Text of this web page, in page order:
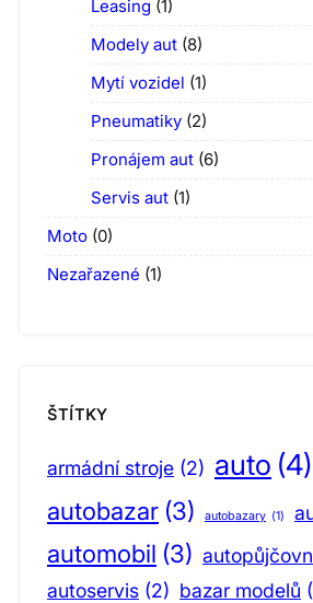
Leasing (1)
Modely aut (8)
Mytí vozidel (1)
Pneumatiky (2)
Pronájem aut (6)
Servis aut (1)
Moto (0)
Nezařazené (1)
ŠTÍTKY
armádní stroje (2) auto (4)
autobazar (3) autobazary (1)
automobil (3)
autoservis (2) bazar modelů